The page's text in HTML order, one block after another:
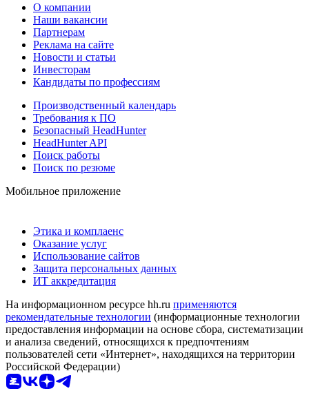
О компании
Наши вакансии
Партнерам
Реклама на сайте
Новости и статьи
Инвесторам
Кандидаты по профессиям
Производственный календарь
Требования к ПО
Безопасный HeadHunter
HeadHunter API
Поиск работы
Поиск по резюме
Мобильное приложение
Этика и комплаенс
Оказание услуг
Использование сайтов
Защита персональных данных
ИТ аккредитация
На информационном ресурсе hh.ru применяются
рекомендательные технологии (информационные технологии
предоставления информации на основе сбора, систематизации
и анализа сведений, относящихся к предпочтениям
пользователей сети «Интернет», находящихся на территории
Российской Федерации)